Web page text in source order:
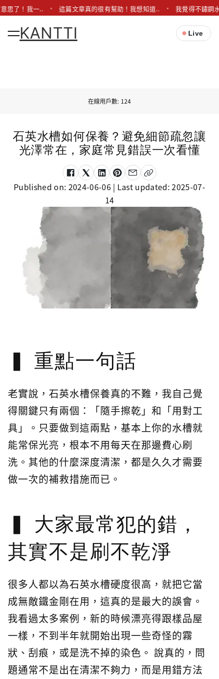
思了！我一.. 這篇文章真的很有幫助！我想知道.. 我覺得不鏽鋼
KANTTI Live
在線用戶數: 124
石英水槽如何保養？避免細節疏忽讓
光澤常在，家庭常見錯誤一次看懂
Published on: 2024-06-06| Last updated:2025-07-
14
重點一句話
老實說，石英水槽保養真的不難，我自己覺
得關鍵只有兩個：「隨手擦乾」和「用對工
具」。只要做到這兩點，基本上你的水槽就
能常保光亮，根本不用每天在那邊費心刷
洗。其他的什麼深度清潔，都是久久才需要
做一次的補救措施而已。
大家最常犯的錯，
其實不是刷不乾淨
很多人都以為石英水槽硬度很高，就把它當
成無敵鐵金剛在用，這真的是最大的誤會。
我看過太多案例，新的時候漂亮得跟樣品屋
一樣，不到半年就開始出現一些奇怪的霧
狀、刮痕，或是洗不掉的染色。 說真的，問
題通常不是出在清潔不夠力，而是用錯方法